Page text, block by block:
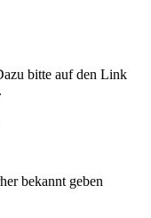
bitte auf den Link
bekannt geben